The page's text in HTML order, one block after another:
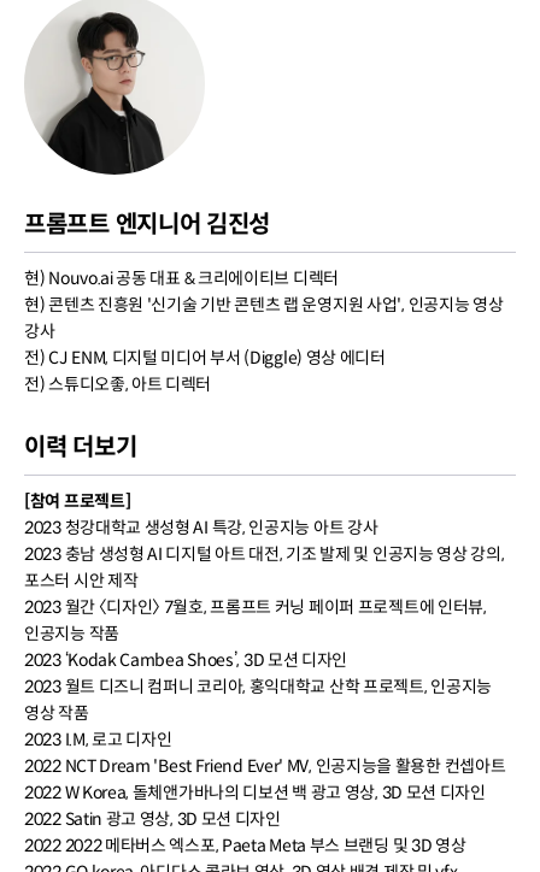
프롬프트 엔지니어 김진성
현) Nouvo.ai 공동 대표 & 크리에이티브 디렉터
현) 콘텐츠 진흥원 '신기술 기반 콘텐츠 랩 운영지원 사업', 인공지능 영상
강사
전) CJ ENM, 디지털 미디어 부서 (Diggle) 영상 에디터
전) 스튜디오좋, 아트 디렉터
이력 더보기
[참여 프로젝트]
2023 청강대학교 생성형 AI 특강, 인공지능 아트 강사
2023 충남 생성형 AI 디지털 아트 대전, 기조 발제 및 인공지능 영상 강의,
포스터 시안 제작
2023 월간 〈디자인〉 7월호, 프롬프트 커닝 페이퍼 프로젝트에 인터뷰,
인공지능 작품
2023 ‘Kodak Cambea Shoes’, 3D 모션 디자인
2023 월트 디즈니 컴퍼니 코리아, 홍익대학교 산학 프로젝트, 인공지능
영상 작품
2023 I.M, 로고 디자인
2022 NCT Dream 'Best Friend Ever' MV, 인공지능을 활용한 컨셉아트
2022 W Korea, 돌체앤가바나의 디보션 백 광고 영상, 3D 모션 디자인
2022 Satin 광고 영상, 3D 모션 디자인
2022 2022 메타버스 엑스포, Paeta Meta 부스 브랜딩 및 3D 영상